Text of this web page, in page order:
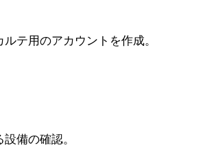
テ用のアカウントを作成。
備の確認。